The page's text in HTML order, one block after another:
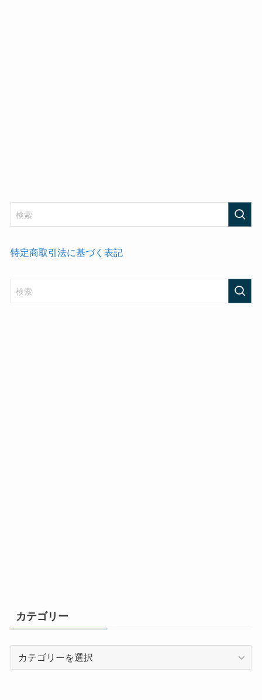
特定商取引法に基づく表記
カテゴリー